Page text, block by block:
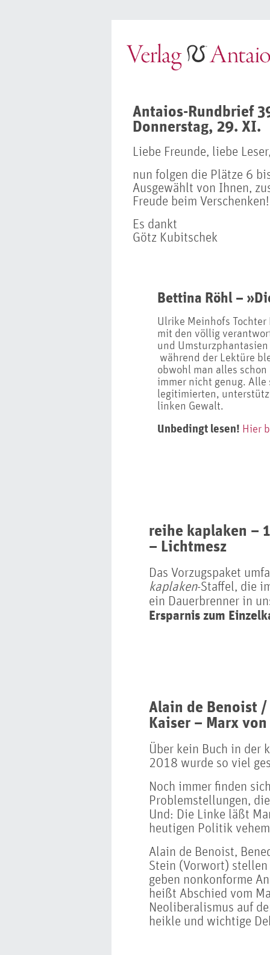
Antaios-Rundbrief
Donnerstag, 29. XI.
Liebe Freunde, liebe
nun folgen die Plätze 6
Ausgewählt von Ihnen,
Freude beim Verschenken!
Es dankt
Götz Kubitschek
Bettina Röhl –
Ulrike Meinhofs
mit den völlig
und
während der Lektüre
obwohl man alles
immer nicht genug.
legitimierten,
linken Gewalt.
Unbedingt lesen! Hier
reihe kaplaken –
– Lichtmesz
Das Vorzugspaket
kaplaken-Staffel, die
ein Dauerbrenner in
Ersparnis zum
Alain de Benoist
Kaiser – Marx
Über kein Buch in der
2018 wurde so viel
Noch immer finden
Problemstellungen,
Und: Die Linke läßt
heutigen Politik
Alain de Benoist,
Stein (Vorwort)
geben nonkonforme
heißt Abschied vom
Neoliberalismus auf
heikle und wichtige